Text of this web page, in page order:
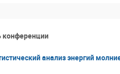
конференции
анализ энергий